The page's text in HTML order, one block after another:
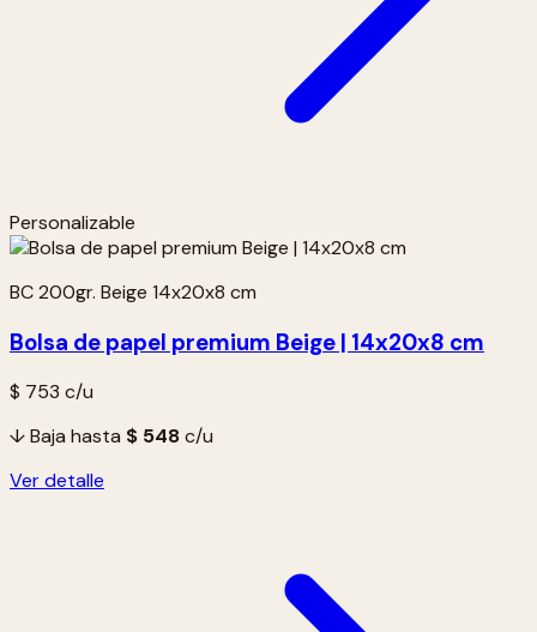
Personalizable
BC 200gr. Beige 14x20x8 cm
Bolsa de papel premium Beige | 14x20x8 cm
$ 753 c/u
↓ Baja hasta $ 548c/u
Ver detalle